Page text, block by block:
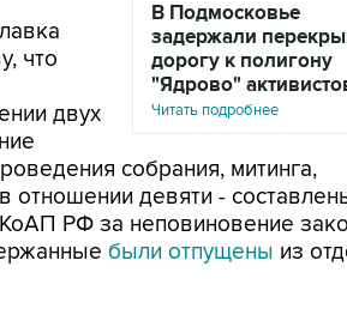
В Подмосковье
задержали
дорогу к полигону
"Ядрово"
Читать подробнее
что
двух
собрания, митинга,
отношении девяти -
РФ за неповиновение
были отпущены из